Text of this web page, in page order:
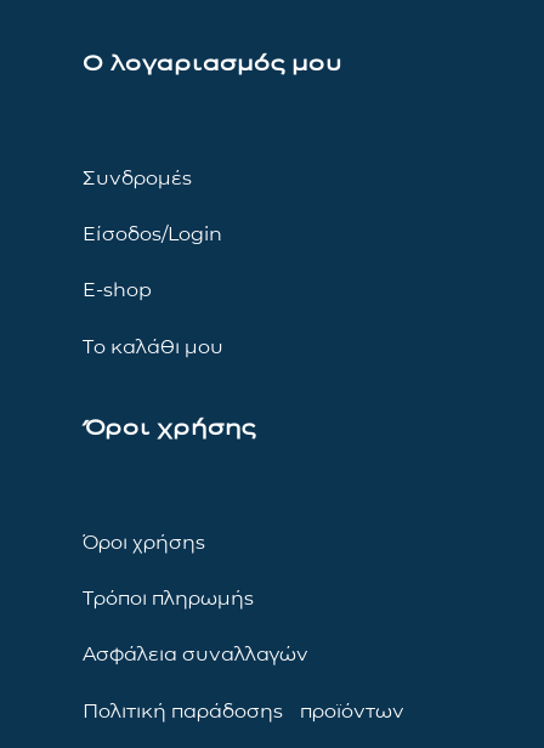
Ο λογαριασμός μου
Συνδρομές
Είσοδος/Login
E-shop
Το καλάθι μου
Όροι χρήσης
Όροι χρήσης
Τρόποι πληρωμής
Ασφάλεια συναλλαγών
Πολιτική παράδοσης προϊόντων